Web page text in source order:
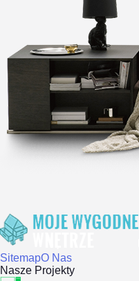
SitemapO Nas
Nasze Projekty